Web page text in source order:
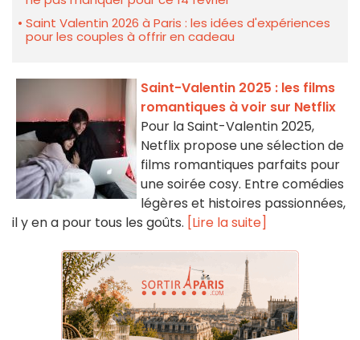
Saint Valentin 2026 à Paris : les idées d'expériences
pour les couples à offrir en cadeau
Saint-Valentin 2025 : les films
romantiques à voir sur Netflix
Pour la Saint-Valentin 2025,
Netflix propose une sélection de
films romantiques parfaits pour
une soirée cosy. Entre comédies
légères et histoires passionnées,
il y en a pour tous les goûts. [Lire la suite]